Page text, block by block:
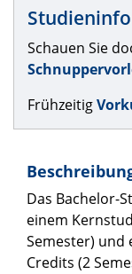
Schauen Sie
Frühzeitig
Das Bachelor-
einem
Semester) und
Credits (2